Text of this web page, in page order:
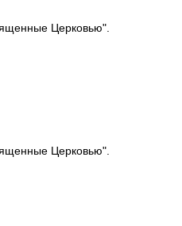
Церковью".
Церковью".